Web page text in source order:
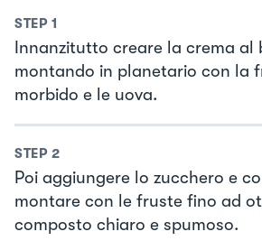
STEP 1
Innanzitutto creare la crema al
montando in planetario con la
morbido e le uova.
STEP 2
Poi aggiungere lo zucchero e
montare con le fruste fino ad
composto chiaro e spumoso.